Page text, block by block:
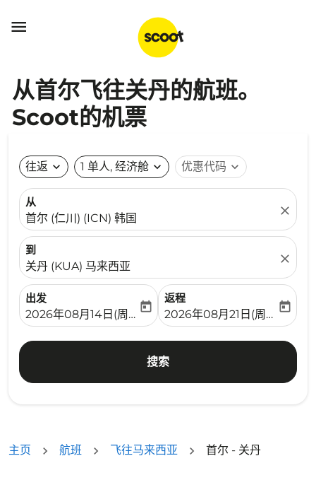

从首尔飞往关丹的航班。
Scoot的机票
往返 expand_more 1 单人, 经济舱 expand_more 优惠代码 expand_more
从
首尔 (仁川) (ICN) 韩国
close
到
关丹 (KUA) 马来西亚
close
出发
fc-booking-departure-date-aria-label
2026年08月14日(周五)
today
返程
fc-booking-return-date-
2026年08月21日(周五)
today
搜索
主页 航班 飞往马来西亚 首尔 - 关丹